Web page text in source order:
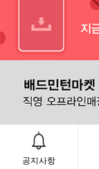
공지사항